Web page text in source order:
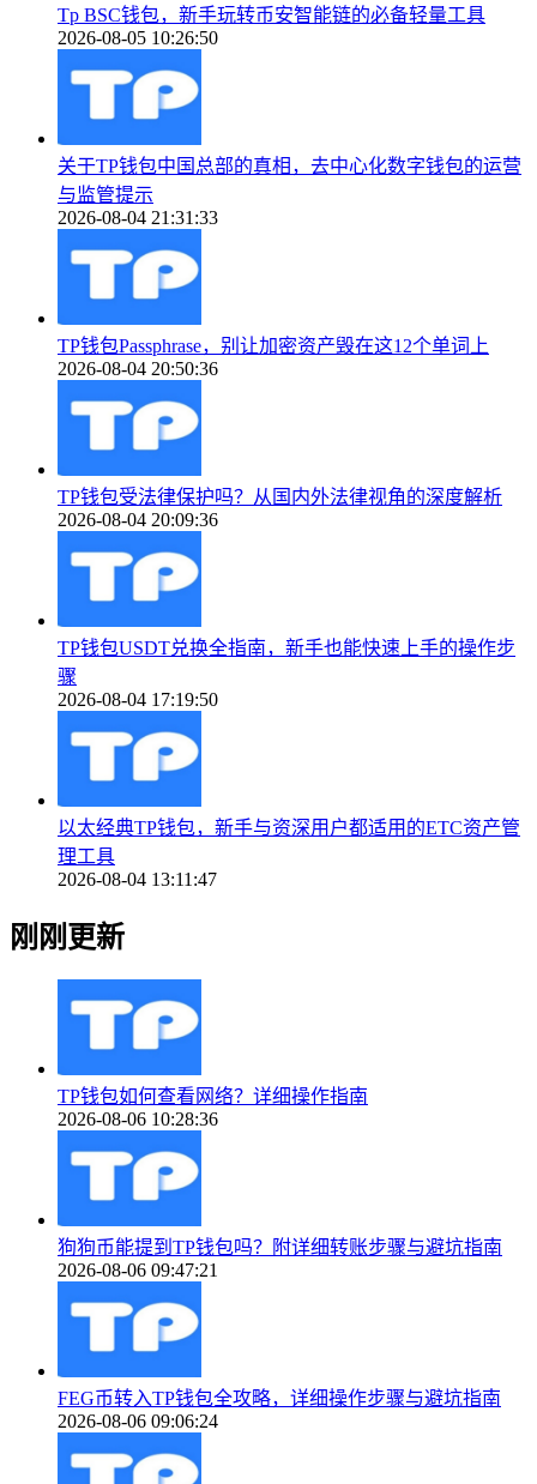
Tp BSC钱包，新手玩转币安智能链的必备轻量工具
2026-08-05 10:26:50
关于TP钱包中国总部的真相，去中心化数字钱包的运营
与监管提示
2026-08-04 21:31:33
TP钱包Passphrase，别让加密资产毁在这12个单词上
2026-08-04 20:50:36
TP钱包受法律保护吗？从国内外法律视角的深度解析
2026-08-04 20:09:36
TP钱包USDT兑换全指南，新手也能快速上手的操作步
骤
2026-08-04 17:19:50
以太经典TP钱包，新手与资深用户都适用的ETC资产管
理工具
2026-08-04 13:11:47
刚刚更新
TP钱包如何查看网络？详细操作指南
2026-08-06 10:28:36
狗狗币能提到TP钱包吗？附详细转账步骤与避坑指南
2026-08-06 09:47:21
FEG币转入TP钱包全攻略，详细操作步骤与避坑指南
2026-08-06 09:06:24